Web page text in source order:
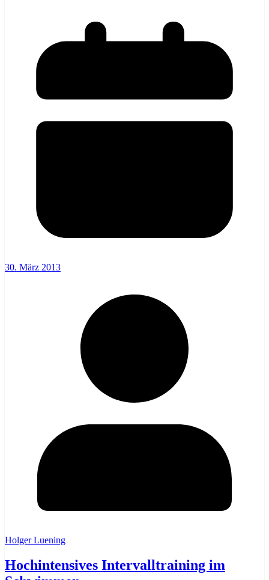
30. März 2013
Holger Luening
Hochintensives Intervalltraining im